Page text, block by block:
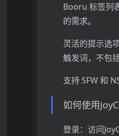
Booru 标签列
的需求。
灵活的提示选
触发词，不包
支持 SFW 和
如何使用
登录：访问